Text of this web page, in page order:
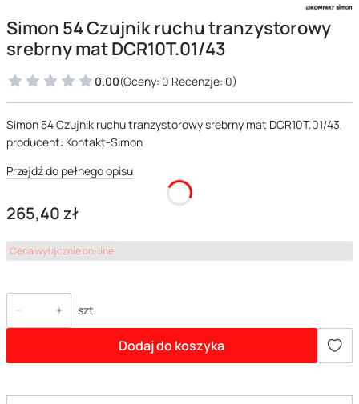
Simon 54 Czujnik ruchu tranzystorowy
srebrny mat DCR10T.01/43
0.00(Oceny: 0 Recenzje: 0)
Simon 54 Czujnik ruchu tranzystorowy srebrny mat DCR10T.01/43,
producent: Kontakt-Simon
Przejdź do pełnego opisu
Cena
265,40 zł
Cena wyłącznie on-line
szt.
Dodaj do koszyka